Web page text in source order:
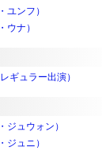
ユンフ）
ウナ）
ギュラー出演）
ジュウォン）
ジュニ）